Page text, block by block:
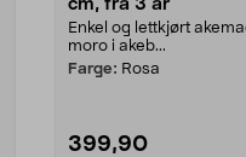
cm, fra 3 år
Enkel og lettkjørt
moro i akeb...
Farge: Rosa
399,90